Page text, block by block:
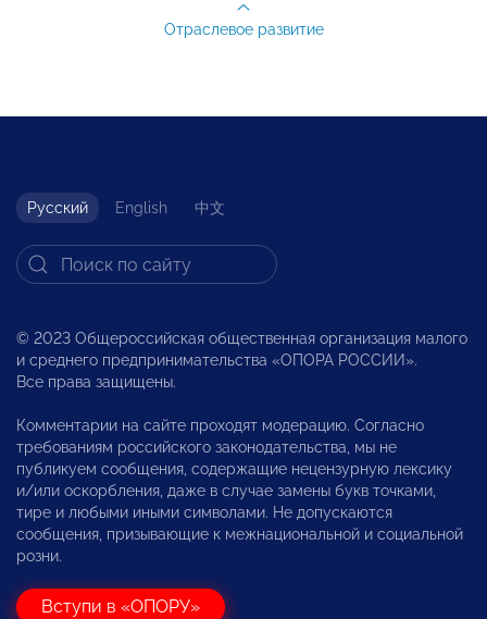
Отраслевое развитие
Русский English 中文
© 2023 Общероссийская общественная организация малого
и среднего предпринимательства «ОПОРА РОССИИ».
Все права защищены.
Комментарии на сайте проходят модерацию. Согласно
требованиям российского законодательства, мы не
публикуем сообщения, содержащие нецензурную лексику
и/или оскорбления, даже в случае замены букв точками,
тире и любыми иными символами. Не допускаются
сообщения, призывающие к межнациональной и социальной
розни.
Вступи в «ОПОРУ»